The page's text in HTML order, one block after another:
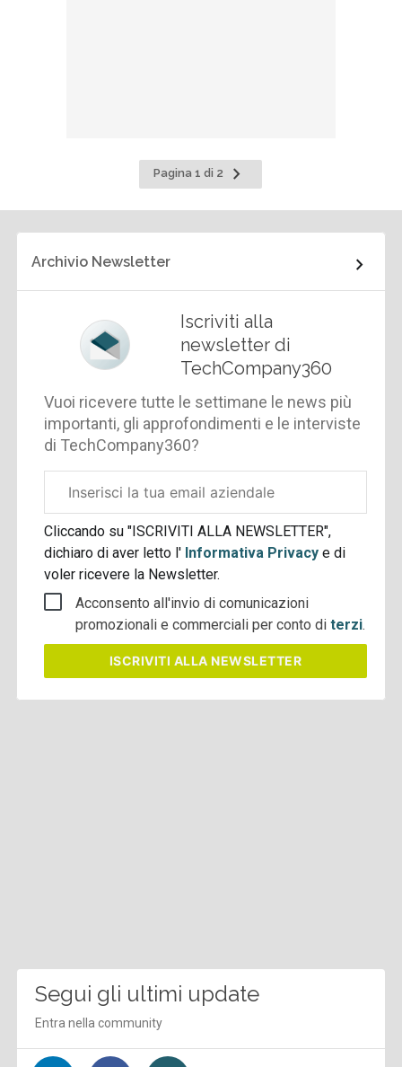
Pagina 1 di 2
Pagina
successiva
Archivio Newsletter
Iscriviti alla
newsletter di
TechCompany360
Vuoi ricevere tutte le settimane le news più
importanti, gli approfondimenti e le interviste
di TechCompany360?
aziendale
Cliccando su "ISCRIVITI ALLA NEWSLETTER",
dichiaro di aver letto l' Informativa Privacye di
voler ricevere la Newsletter.
Acconsento all'invio di comunicazioni
promozionali e commerciali per conto diterzi.
ISCRIVITI ALLA NEWSLETTER
Segui gli ultimi update
Entra nella community